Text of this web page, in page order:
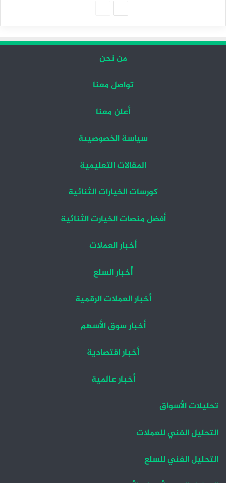
من نحن
تواصل معنا
أعلن معنا
سياسة الخصوصيىة
المقالات التعليمية
كورسات الخيارات الثنائية
أفضل منصات الخيارت الثنائية
أخبار العملات
أخبار السلع
أخبار العملات الرقمية
أخبار سوق الأسهم
أخبار اقتصادية
أخبار عالمية
تحليلات الأسواق
التحليل الفني للعملات
التحليل الفني للسلع